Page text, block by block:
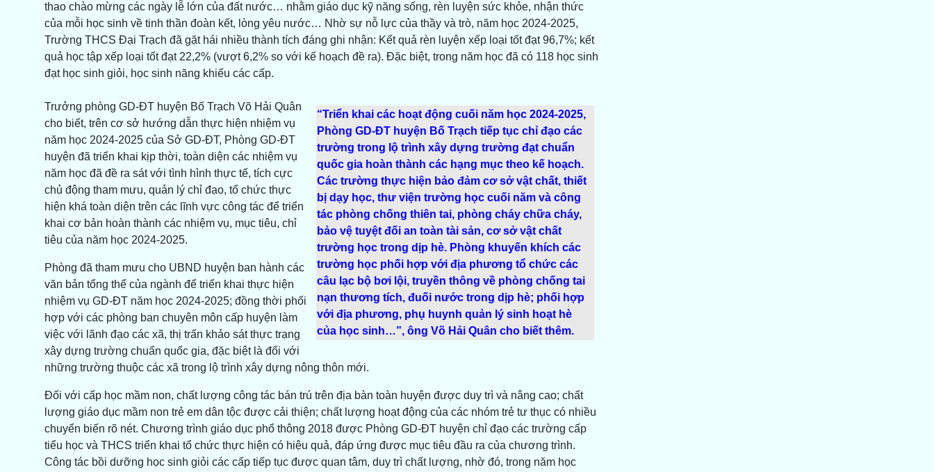
thao chào mừng các ngày lễ lớn của đất nước… nhằm giáo dục kỹ năng sống, rèn luyện sức khỏe, nhận thức
của mỗi học sinh về tinh thần đoàn kết, lòng yêu nước… Nhờ sự nỗ lực của thầy và trò, năm học 2024-2025,
Trường THCS Đại Trạch đã gặt hái nhiều thành tích đáng ghi nhận: Kết quả rèn luyện xếp loại tốt đạt 96,7%; kết
quả học tập xếp loại tốt đạt 22,2% (vượt 6,2% so với kế hoạch đề ra). Đặc biệt, trong năm học đã có 118 học sinh
đạt học sinh giỏi, học sinh năng khiếu các cấp.
“Triển khai các hoạt động cuối năm học 2024-2025,
Phòng GD-ĐT huyện Bố Trạch tiếp tục chỉ đạo các
trường trong lộ trình xây dựng trường đạt chuẩn
quốc gia hoàn thành các hạng mục theo kế hoạch.
Các trường thực hiện bảo đảm cơ sở vật chất, thiết
bị dạy học, thư viện trường học cuối năm và công
tác phòng chống thiên tai, phòng cháy chữa cháy,
bảo vệ tuyệt đối an toàn tài sản, cơ sở vật chất
trường học trong dịp hè. Phòng khuyến khích các
trường học phối hợp với địa phương tổ chức các
câu lạc bộ bơi lội, truyền thông về phòng chống tai
nạn thương tích, đuối nước trong dịp hè; phối hợp
với địa phương, phụ huynh quản lý sinh hoạt hè
của học sinh…”, ông Võ Hải Quân cho biết thêm.
Trưởng phòng GD-ĐT huyện Bố Trạch Võ Hải Quân
cho biết, trên cơ sở hướng dẫn thực hiện nhiệm vụ
năm học 2024-2025 của Sở GD-ĐT, Phòng GD-ĐT
huyện đã triển khai kịp thời, toàn diện các nhiệm vụ
năm học đã đề ra sát với tình hình thực tế, tích cực
chủ động tham mưu, quản lý chỉ đạo, tổ chức thực
hiện khá toàn diện trên các lĩnh vực công tác để triển
khai cơ bản hoàn thành các nhiệm vụ, mục tiêu, chỉ
tiêu của năm học 2024-2025.
Phòng đã tham mưu cho UBND huyện ban hành các
văn bản tổng thể của ngành để triển khai thực hiện
nhiệm vụ GD-ĐT năm học 2024-2025; đồng thời phối
hợp với các phòng ban chuyên môn cấp huyện làm
việc với lãnh đạo các xã, thị trấn khảo sát thực trạng
xây dựng trường chuẩn quốc gia, đặc biệt là đối với
những trường thuộc các xã trong lộ trình xây dựng nông thôn mới.
Đối với cấp học mầm non, chất lượng công tác bán trú trên địa bàn toàn huyện được duy trì và nâng cao; chất
lượng giáo dục mầm non trẻ em dân tộc được cải thiện; chất lượng hoạt động của các nhóm trẻ tư thục có nhiều
chuyển biến rõ nét. Chương trình giáo dục phổ thông 2018 được Phòng GD-ĐT huyện chỉ đạo các trường cấp
tiểu học và THCS triển khai tổ chức thực hiện có hiệu quả, đáp ứng được mục tiêu đầu ra của chương trình.
Công tác bồi dưỡng học sinh giỏi các cấp tiếp tục được quan tâm, duy trì chất lượng, nhờ đó, trong năm học